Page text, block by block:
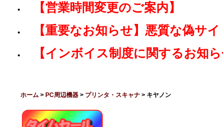
【営業時間変更のご案内】
【重要なお知らせ】悪質な偽サ
【インボイス制度に関するお知ら
ホーム > PC周辺機器 > プリンタ・スキャナ > キヤノン